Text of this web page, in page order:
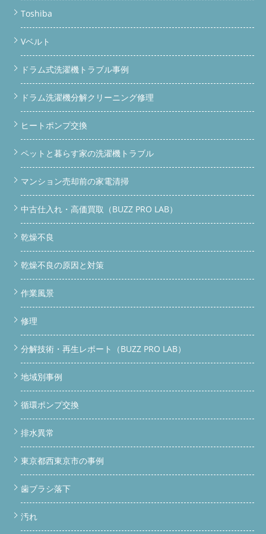
Toshiba
Vベルト
ドラム式洗濯機トラブル事例
ドラム洗濯機分解クリーニング修理
ヒートポンプ交換
ペットと暮らす家の洗濯機トラブル
マンション売却前の家電清掃
中古仕入れ・高価買取（BUZZ PRO LAB）
乾燥不良
乾燥不良の原因と対策
作業風景
修理
分解技術・再生レポート（BUZZ PRO LAB）
地域別事例
循環ポンプ交換
排水異常
東京都西東京市の事例
歯ブラシ落下
汚れ